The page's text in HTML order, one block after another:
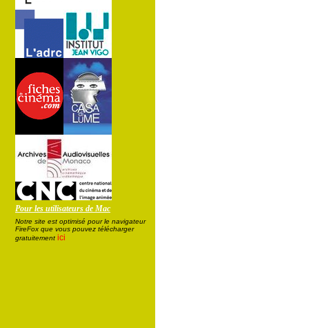
Pour les utilisateurs de Mac
Notre site est optimisé pour le navigateur
FireFox que vous pouvez télécharger
gratuitement ici